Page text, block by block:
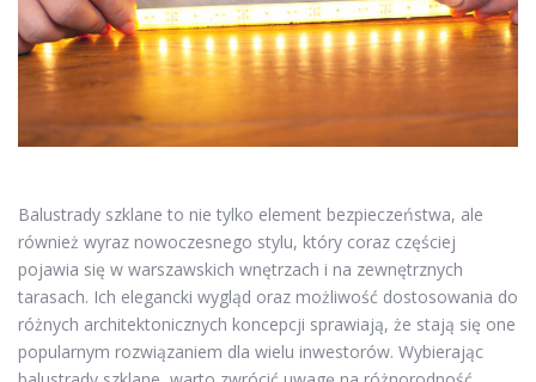
Balustrady szklane to nie tylko element bezpieczeństwa, ale
również wyraz nowoczesnego stylu, który coraz częściej
pojawia się w warszawskich wnętrzach i na zewnętrznych
tarasach. Ich elegancki wygląd oraz możliwość dostosowania do
różnych architektonicznych koncepcji sprawiają, że stają się one
popularnym rozwiązaniem dla wielu inwestorów. Wybierając